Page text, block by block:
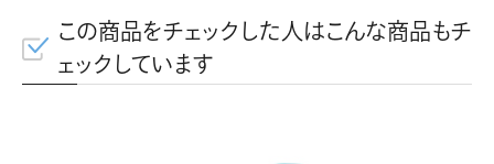
この商品をチェックした人はこんな商品もチ
ェックしています